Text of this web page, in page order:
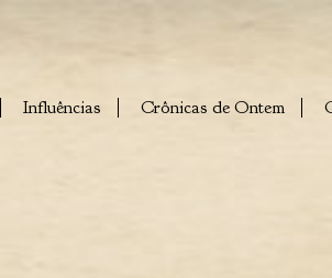
Influências Crônicas de Ontem